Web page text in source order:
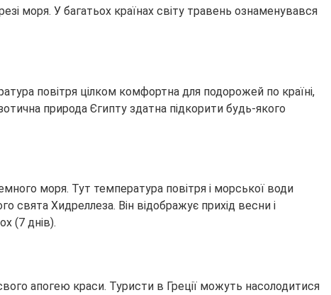
моря. У багатьох країнах світу травень ознаменувався
повітря цілком комфортна для подорожей по країні,
природа Єгипту здатна підкорити будь-якого
моря. Тут температура повітря і морської води
свята Хидреллеза. Він відображує прихід весни і
(7 днів).
апогею краси. Туристи в Греції можуть насолодитися